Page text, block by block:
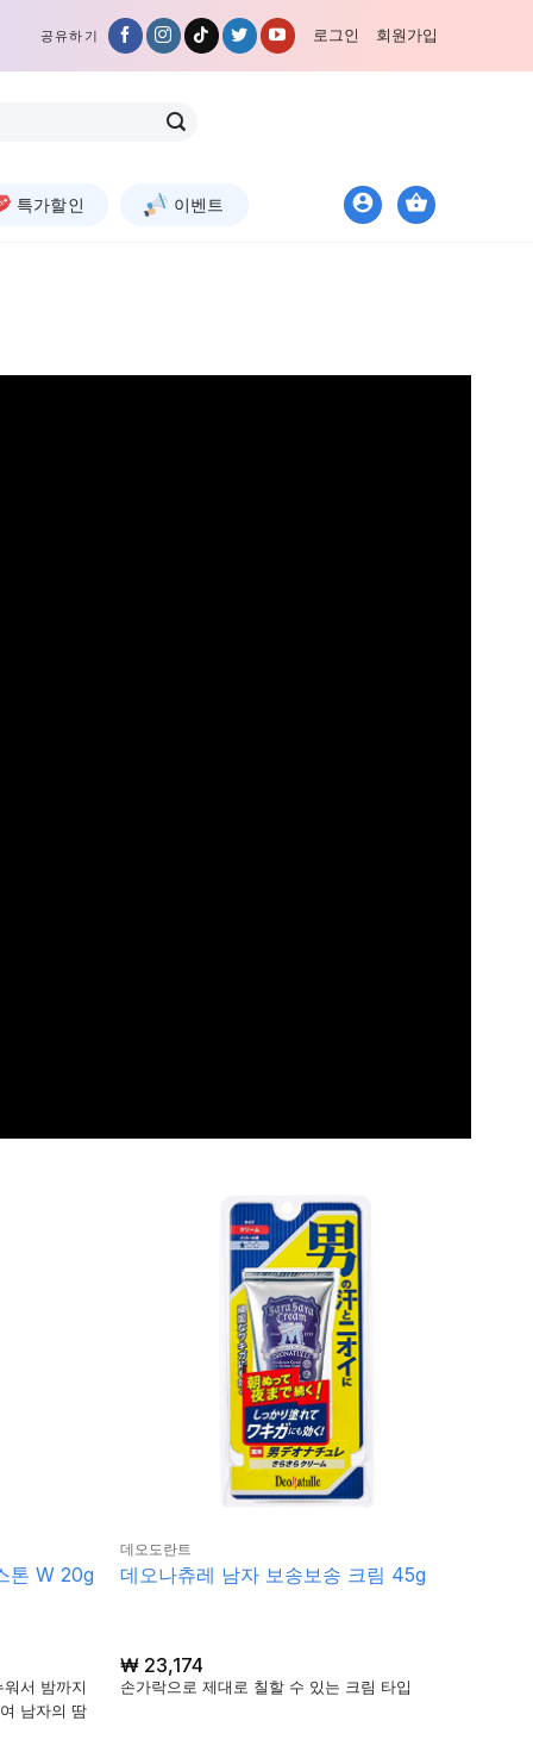
공유하기 로그인 회원가입
특가할인 이벤트
톤 W 20g
서 밤까지
남자의 땀
데오도란트
데오나츄레 남자 보송보송 크림 45g
₩ 23,174
손가락으로 제대로 칠할 수 있는 크림 타입